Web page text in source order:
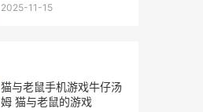
2025-11-15
猫与老鼠手机游戏牛仔汤
姆 猫与老鼠的游戏